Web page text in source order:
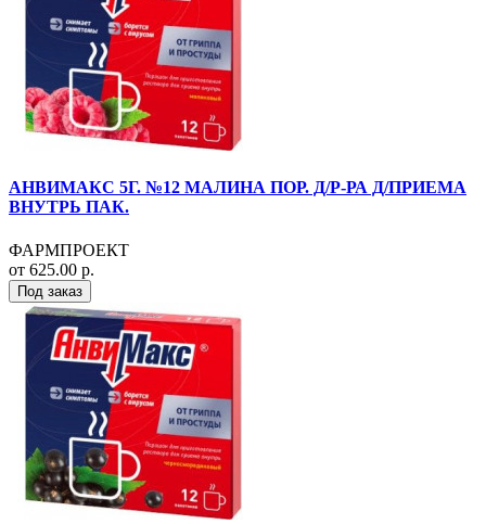
АНВИМАКС 5Г. №12 МАЛИНА ПОР. Д/Р-РА Д/ПРИЕМА
ВНУТРЬ ПАК.
ФАРМПРОЕКТ
от 625.00 р.
Под заказ